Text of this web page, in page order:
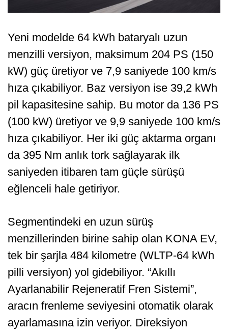
Yeni modelde 64 kWh bataryalı uzun
menzilli versiyon, maksimum 204 PS (150
kW) güç üretiyor ve 7,9 saniyede 100 km/s
hıza çıkabiliyor. Baz versiyon ise 39,2 kWh
pil kapasitesine sahip. Bu motor da 136 PS
(100 kW) üretiyor ve 9,9 saniyede 100 km/s
hıza çıkabiliyor. Her iki güç aktarma organı
da 395 Nm anlık tork sağlayarak ilk
saniyeden itibaren tam güçle sürüşü
eğlenceli hale getiriyor.
Segmentindeki en uzun sürüş
menzillerinden birine sahip olan KONA EV,
tek bir şarjla 484 kilometre (WLTP-64 kWh
pilli versiyon) yol gidebiliyor. “Akıllı
Ayarlanabilir Rejeneratif Fren Sistemi”,
aracın frenleme seviyesini otomatik olarak
ayarlamasına izin veriyor. Direksiyon